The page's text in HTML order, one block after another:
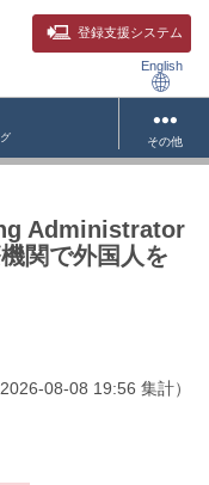
登録支援システム
English
その他
Administrator
関で外国人を
2026-08-08 19:56 集計）